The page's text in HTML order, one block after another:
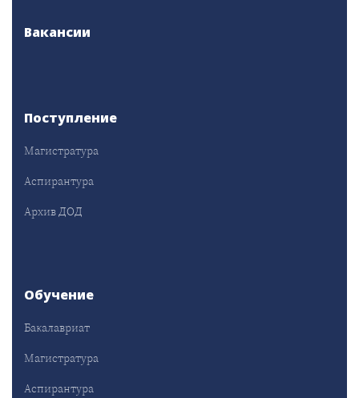
Вакансии
Поступление
Магистратура
Аспирантура
Архив ДОД
Обучение
Бакалавриат
Магистратура
Аспирантура